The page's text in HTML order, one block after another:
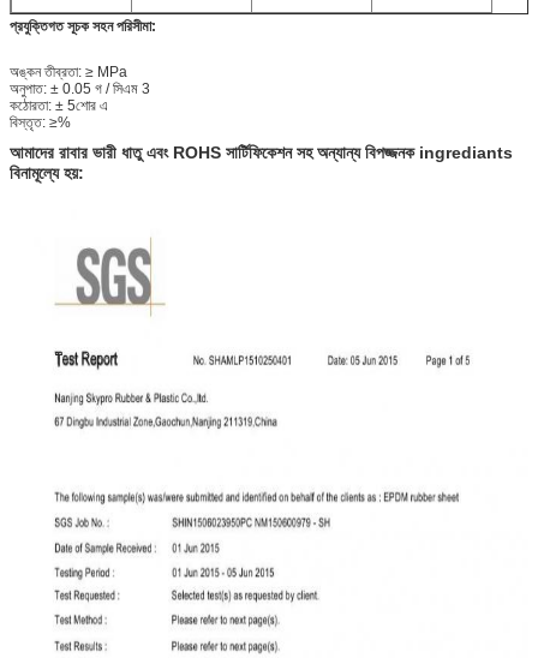
প্রযুক্তিগত সূচক সহন পরিসীমা:
অঙ্কন তীব্রতা: ≥ MPa
অনুপাত: ± 0.05 গ / সিএম 3
কঠোরতা: ± 5শোর এ
বিস্তৃত: ≥%
আমাদের রাবার ভারী ধাতু এবং ROHS সার্টিফিকেশন সহ অন্যান্য বিপজ্জনক ingrediants
বিনামূল্যে হয়: